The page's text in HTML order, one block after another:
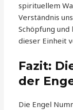
spirituellem
Verständnis
Schöpfung und
dieser Einheit
Fazit:
der
Die Engel